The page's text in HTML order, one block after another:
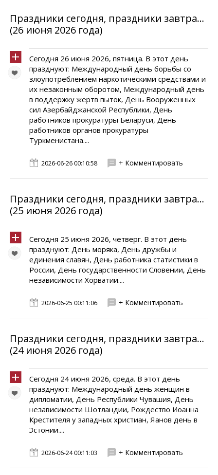
Праздники сегодня, праздники завтра...
(26 июня 2026 года)
Сегодня 26 июня 2026, пятница. В этот день
празднуют: Международный день борьбы со
злоупотреблением наркотическими средствами и
их незаконным оборотом, Международный день
в поддержку жертв пыток, День Вооруженных
сил Азербайджанской Республики, День
работников прокуратуры Беларуси, День
работников органов прокуратуры
Туркменистана....
2026-06-26 00:10:58 + Комментировать
Праздники сегодня, праздники завтра...
(25 июня 2026 года)
Сегодня 25 июня 2026, четверг. В этот день
празднуют: День моряка, День дружбы и
единения славян, День работника статистики в
России, День государственности Словении, День
независимости Хорватии....
2026-06-25 00:11:06 + Комментировать
Праздники сегодня, праздники завтра...
(24 июня 2026 года)
Сегодня 24 июня 2026, среда. В этот день
празднуют: Международный день женщин в
дипломатии, День Республики Чувашия, День
независимости Шотландии, Рождество Иоанна
Крестителя у западных христиан, Яанов день в
Эстонии....
2026-06-24 00:11:03 + Комментировать